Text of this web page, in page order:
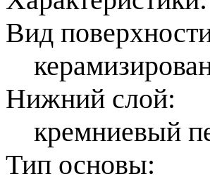
Вид
Нижний слой:
кремниевый
Тип основы: